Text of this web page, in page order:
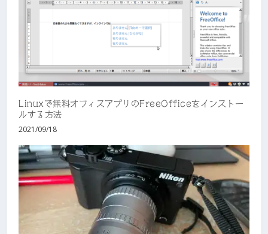
Linuxで無料オフィスアプリのFreeOfficeをインストー
ルする方法
2021/09/18